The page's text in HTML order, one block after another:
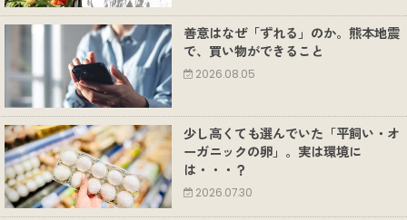
善意はなぜ「ずれる」のか。熊本地震
で、買い物ができること
2026.08.05
少し高くても選んでいた「平飼い・オ
ーガニックの卵」。実は環境に
は・・・？
2026.07.30